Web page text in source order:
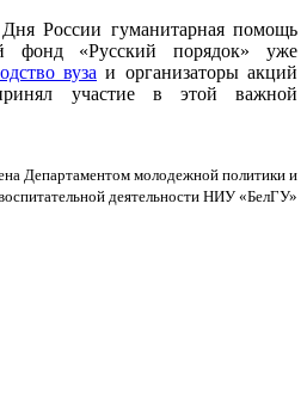
России гуманитарная помощь
фонд «Русский порядок» уже
вуза и организаторы акций
участие в этой важной
Департаментом молодежной политики и
деятельности НИУ «БелГУ»